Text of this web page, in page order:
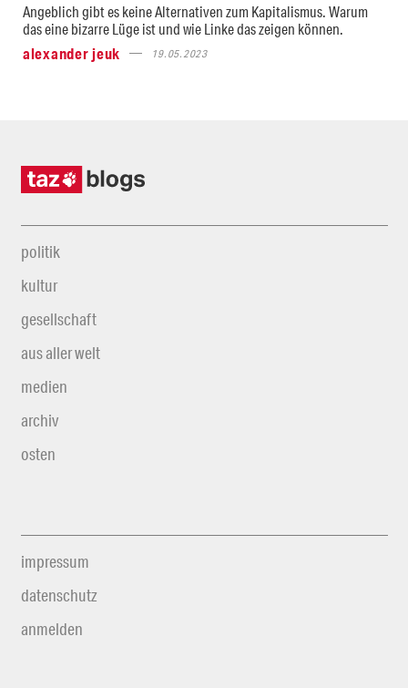
Angeblich gibt es keine Alternativen zum Kapitalismus. Warum
das eine bizarre Lüge ist und wie Linke das zeigen können.
alexander jeuk
19.05.2023
politik
kultur
gesellschaft
aus aller welt
medien
archiv
osten
impressum
datenschutz
anmelden